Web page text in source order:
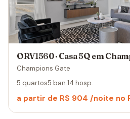
ORV1560 · Casa 5Q em
Champions Gate
5 quartos5 ban.14 hosp.
a partir de R$ 904 /noite no